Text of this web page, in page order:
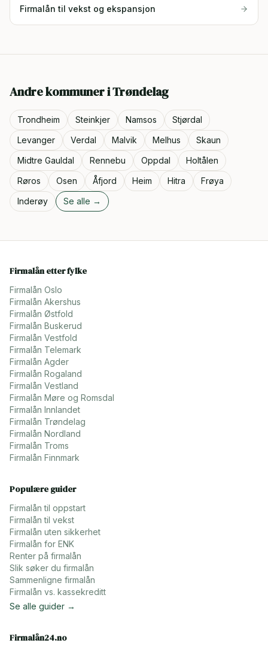
Firmalån til vekst og ekspansjon
Andre kommuner iTrøndelag
Trondheim Steinkjer Namsos
Stjørdal
Levanger
Verdal Malvik Melhus
Skaun
Midtre Gauldal
Rennebu Oppdal
Holtålen
Røros
Osen Åfjord Heim Hitra
Frøya
Inderøy
Se alle →
Firmalån etter fylke
Firmalån Oslo
Firmalån Akershus
Firmalån Østfold
Firmalån Buskerud
Firmalån Vestfold
Firmalån Telemark
Firmalån Agder
Firmalån Rogaland
Firmalån Vestland
Firmalån Møre og Romsdal
Firmalån Innlandet
Firmalån Trøndelag
Firmalån Nordland
Firmalån Troms
Firmalån Finnmark
Populære guider
Firmalån til oppstart
Firmalån til vekst
Firmalån uten sikkerhet
Firmalån for ENK
Renter på firmalån
Slik søker du firmalån
Sammenligne firmalån
Firmalån vs. kassekreditt
Se alle guider →
Firmalån24.no